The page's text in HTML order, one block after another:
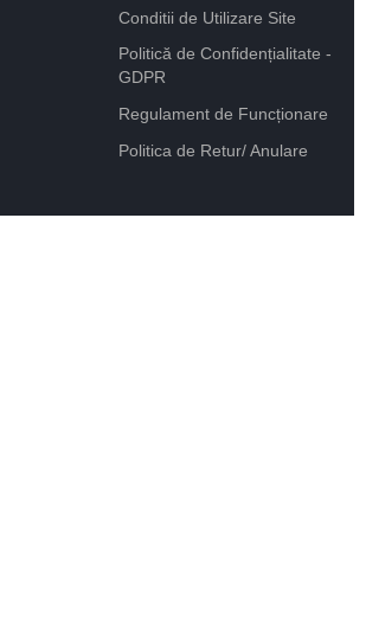
Conditii de Utilizare Site
Politică de Confidențialitate -
GDPR
Regulament de Funcționare
Politica de Retur/ Anulare